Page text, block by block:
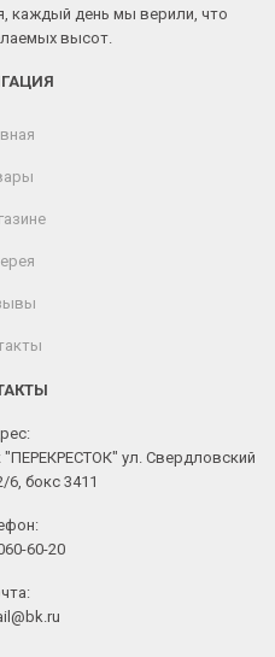
каждый день мы верили, что
высот.
ул. Свердловский
6, бокс 3411
60-20